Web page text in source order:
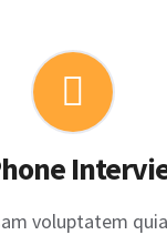
voluptatem